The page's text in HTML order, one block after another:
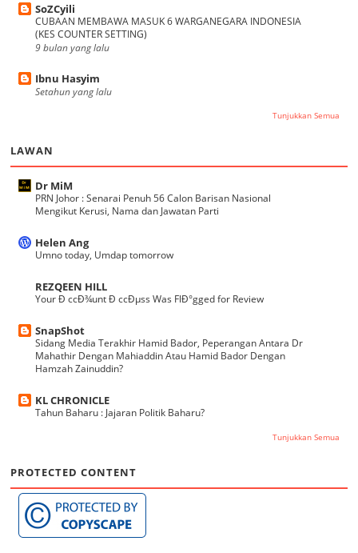
SoZCyili
CUBAAN MEMBAWA MASUK 6 WARGANEGARA INDONESIA
(KES COUNTER SETTING)
9 bulan yang lalu
Ibnu Hasyim
Setahun yang lalu
Tunjukkan Semua
LAWAN
Dr MiM
PRN Johor : Senarai Penuh 56 Calon Barisan Nasional
Mengikut Kerusi, Nama dan Jawatan Parti
Helen Ang
Umno today, Umdap tomorrow
REZQEEN HILL
Your Ð ccÐ¾unt Ð ccÐµss Was FlÐ°gged for Review
SnapShot
Sidang Media Terakhir Hamid Bador, Peperangan Antara Dr
Mahathir Dengan Mahiaddin Atau Hamid Bador Dengan
Hamzah Zainuddin?
KL CHRONICLE
Tahun Baharu : Jajaran Politik Baharu?
Tunjukkan Semua
PROTECTED CONTENT